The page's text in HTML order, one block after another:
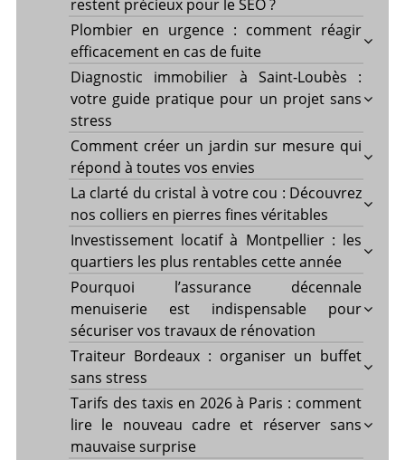
restent précieux pour le SEO ?
Plombier en urgence : comment réagir
efficacement en cas de fuite
Diagnostic immobilier à Saint-Loubès :
votre guide pratique pour un projet sans
stress
Comment créer un jardin sur mesure qui
répond à toutes vos envies
La clarté du cristal à votre cou : Découvrez
nos colliers en pierres fines véritables
Investissement locatif à Montpellier : les
quartiers les plus rentables cette année
Pourquoi l’assurance décennale
menuiserie est indispensable pour
sécuriser vos travaux de rénovation
Traiteur Bordeaux : organiser un buffet
sans stress
Tarifs des taxis en 2026 à Paris : comment
lire le nouveau cadre et réserver sans
mauvaise surprise